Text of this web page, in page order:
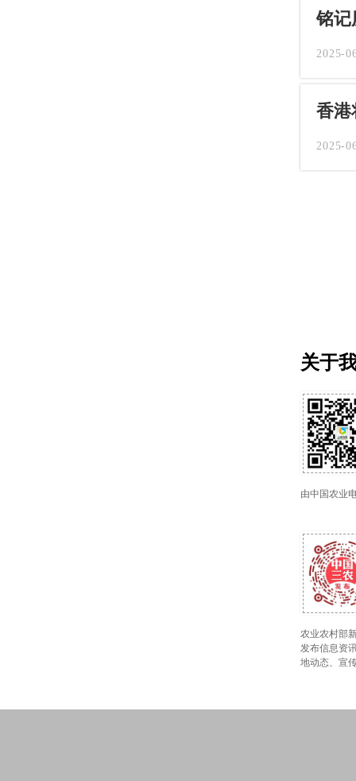
铭记
2025-
香港
2025-
关于
由中国农业
农业农村部
发布信息资
地动态、宣